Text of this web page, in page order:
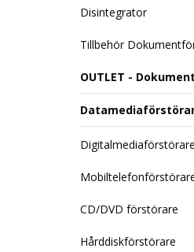
Disintegrator
Tillbehör
OUTLET -
Digitalmediaförstörare
CD/DVD förstörare
Hårddiskförstörare